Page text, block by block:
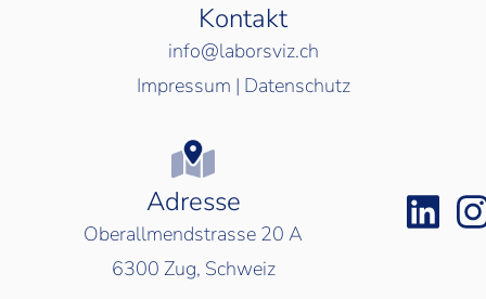
Kontakt
info@laborsviz.ch
Impressum | Datenschutz
Adresse
Oberallmendstrasse 20 A
6300 Zug, Schweiz